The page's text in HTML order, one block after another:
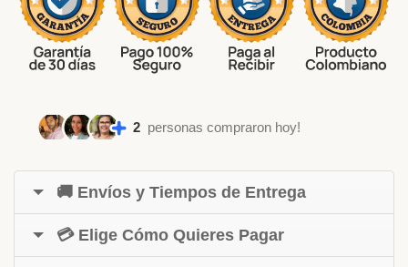
2 personas compraron hoy!
🚚 Envíos y Tiempos de Entrega
💳 Elige Cómo Quieres Pagar